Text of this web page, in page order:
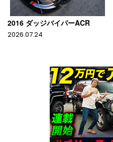
2016 ダッジバイパーACR
2026.07.24